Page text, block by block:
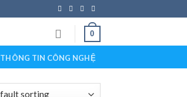
0
THÔNG TIN CÔNG NGHỆ